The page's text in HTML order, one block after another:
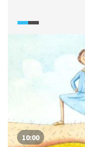
Komenského vidí
nezlomí a znovu se
pro lidstvo…
10:00